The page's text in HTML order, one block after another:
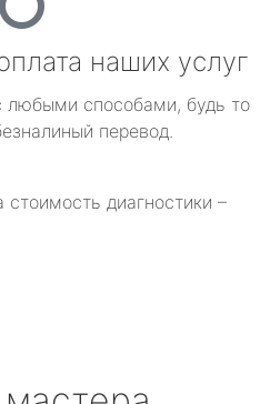
наших услуг
способами, будь то
перевод.
стоимость диагностики –